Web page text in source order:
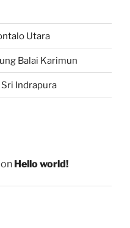
Utara
Balai Karimun
Sri Indrapura
on Hello world!